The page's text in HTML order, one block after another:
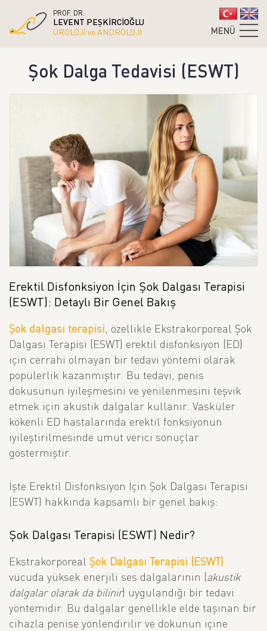
PROF. DR.
LEVENT PEŞKİRCİOĞLU
ÜROLOJİ ve ANDROLOJİ
MENÜ
Şok Dalga Tedavisi (ESWT)
Erektil Disfonksiyon İçin Şok Dalgası Terapisi
(ESWT): Detaylı Bir Genel Bakış
Şok dalgası terapisi , özellikle Ekstrakorporeal Şok
Dalgası Terapisi (ESWT) erektil disfonksiyon (ED)
için cerrahi olmayan bir tedavi yöntemi olarak
popülerlik kazanmıştır. Bu tedavi, penis
dokusunun iyileşmesini ve yenilenmesini teşvik
etmek için akustik dalgalar kullanır. Vasküler
kökenli ED hastalarında erektil fonksiyonun
iyileştirilmesinde umut verici sonuçlar
göstermiştir.
İşte Erektil Disfonksiyon İçin Şok Dalgası Terapisi
(ESWT) hakkında kapsamlı bir genel bakış:
Şok Dalgası Terapisi (ESWT) Nedir?
Ekstrakorporeal Şok Dalgası Terapisi (ESWT)
vücuda yüksek enerjili ses dalgalarının (akustik
dalgalar olarak da bilinir) uygulandığı bir tedavi
yöntemidir. Bu dalgalar genellikle elde taşınan bir
cihazla penise yönlendirilir ve dokunun içine